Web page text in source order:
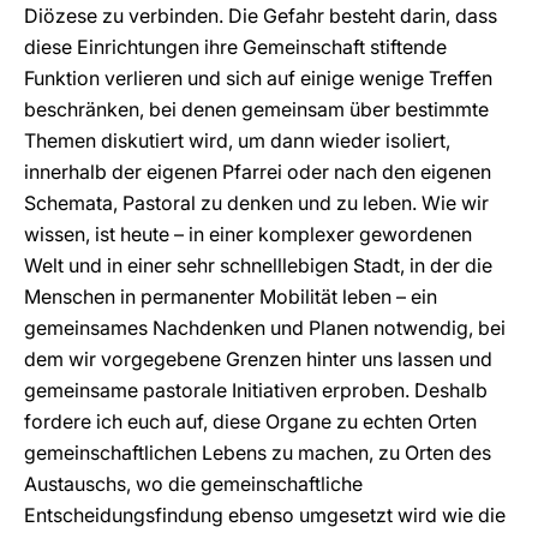
Diözese zu verbinden. Die Gefahr besteht darin, dass
diese Einrichtungen ihre Gemeinschaft stiftende
Funktion verlieren und sich auf einige wenige Treffen
beschränken, bei denen gemeinsam über bestimmte
Themen diskutiert wird, um dann wieder isoliert,
innerhalb der eigenen Pfarrei oder nach den eigenen
Schemata, Pastoral zu denken und zu leben. Wie wir
wissen, ist heute – in einer komplexer gewordenen
Welt und in einer sehr schnelllebigen Stadt, in der die
Menschen in permanenter Mobilität leben – ein
gemeinsames Nachdenken und Planen notwendig, bei
dem wir vorgegebene Grenzen hinter uns lassen und
gemeinsame pastorale Initiativen erproben. Deshalb
fordere ich euch auf, diese Organe zu echten Orten
gemeinschaftlichen Lebens zu machen, zu Orten des
Austauschs, wo die gemeinschaftliche
Entscheidungsfindung ebenso umgesetzt wird wie die